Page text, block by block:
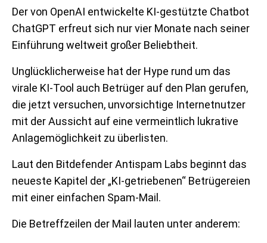
Der von OpenAI entwickelte KI-gestützte Chatbot
ChatGPT erfreut sich nur vier Monate nach seiner
Einführung weltweit großer Beliebtheit.
Unglücklicherweise hat der Hype rund um das
virale KI-Tool auch Betrüger auf den Plan gerufen,
die jetzt versuchen, unvorsichtige Internetnutzer
mit der Aussicht auf eine vermeintlich lukrative
Anlagemöglichkeit zu überlisten.
Laut den Bitdefender Antispam Labs beginnt das
neueste Kapitel der „KI-getriebenen“ Betrügereien
mit einer einfachen Spam-Mail.
Die Betreffzeilen der Mail lauten unter anderem: